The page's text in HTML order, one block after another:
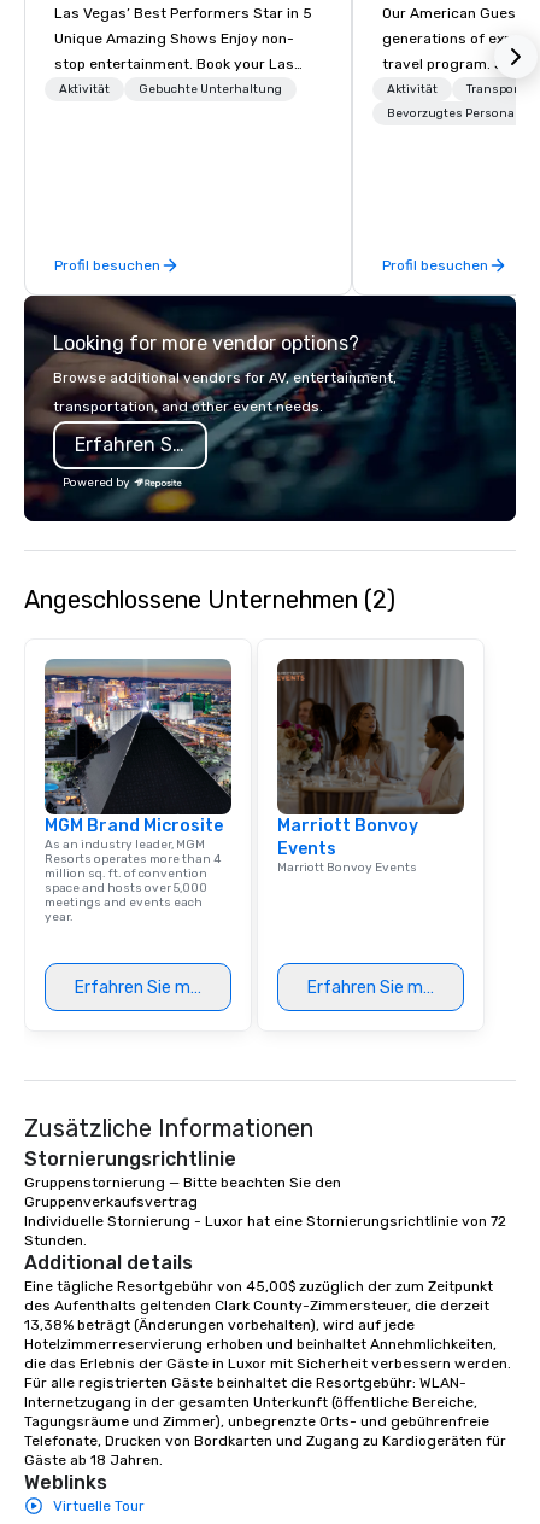
Las Vegas’ Best Performers Star in 5
Unique Amazing Shows Enjoy non-
stop entertainment. Book your Las
Vegas show tickets.
Aktivität Gebuchte Unterhaltung
Profil besuchen
Our American Guest
generations of
travel program. Since
mission has been to
imagination of your
management, we
if we were the client.
bring your vision to
passion, an
American hospitality,
Aktivität
Transport
Bevorzugtes Personal
Profil besuchen
Looking for more vendor options?
Browse additional vendors for AV, entertainment,
transportation, and other event needs.
Erfahren Sie mehr
Powered by
Angeschlossene Unternehmen (2)
MGM Brand Microsite
As an industry leader, MGM
Resorts operates more than 4
million sq. ft. of convention
space and hosts over 5,000
meetings and events each
year.
Erfahren Sie mehr
Marriott Bonvoy
Events
Marriott Bonvoy Events
Erfahren Sie mehr
Zusätzliche Informationen
Stornierungsrichtlinie
Gruppenstornierung — Bitte beachten Sie den
Gruppenverkaufsvertrag
Individuelle Stornierung - Luxor hat eine Stornierungsrichtlinie von 72
Stunden.
Additional details
Eine tägliche Resortgebühr von 45,00$ zuzüglich der zum Zeitpunkt
des Aufenthalts geltenden Clark County-Zimmersteuer, die derzeit
13,38% beträgt (Änderungen vorbehalten), wird auf jede
Hotelzimmerreservierung erhoben und beinhaltet Annehmlichkeiten,
die das Erlebnis der Gäste in Luxor mit Sicherheit verbessern werden.
Für alle registrierten Gäste beinhaltet die Resortgebühr: WLAN-
Internetzugang in der gesamten Unterkunft (öffentliche Bereiche,
Tagungsräume und Zimmer), unbegrenzte Orts- und gebührenfreie
Telefonate, Drucken von Bordkarten und Zugang zu Kardiogeräten für
Gäste ab 18 Jahren.
Weblinks
Virtuelle Tour